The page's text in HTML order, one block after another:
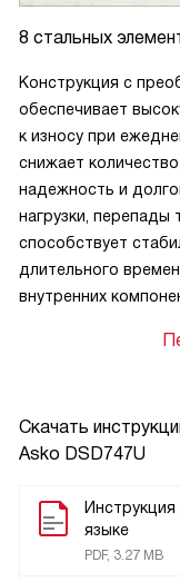
Скачать
Asko DSD747U
языке
PDF, 3.27 MB
8 стальных
Конструкция с
обеспечивает
к износу при
снижает
надежность и
нагрузки, перепады
способствует
длительного
внутренних